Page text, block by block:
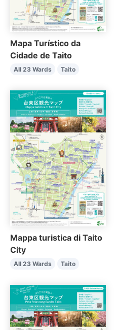
Mapa Turístico da
Cidade de Taito
All 23 Wards Taito
Mappa turistica di Taito
City
All 23 Wards Taito